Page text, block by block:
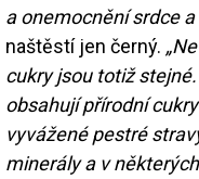
a onemocnění srdce a
naštěstí jen černý.
cukry jsou totiž
obsahují přírodní
vyvážené pestré
minerály a v